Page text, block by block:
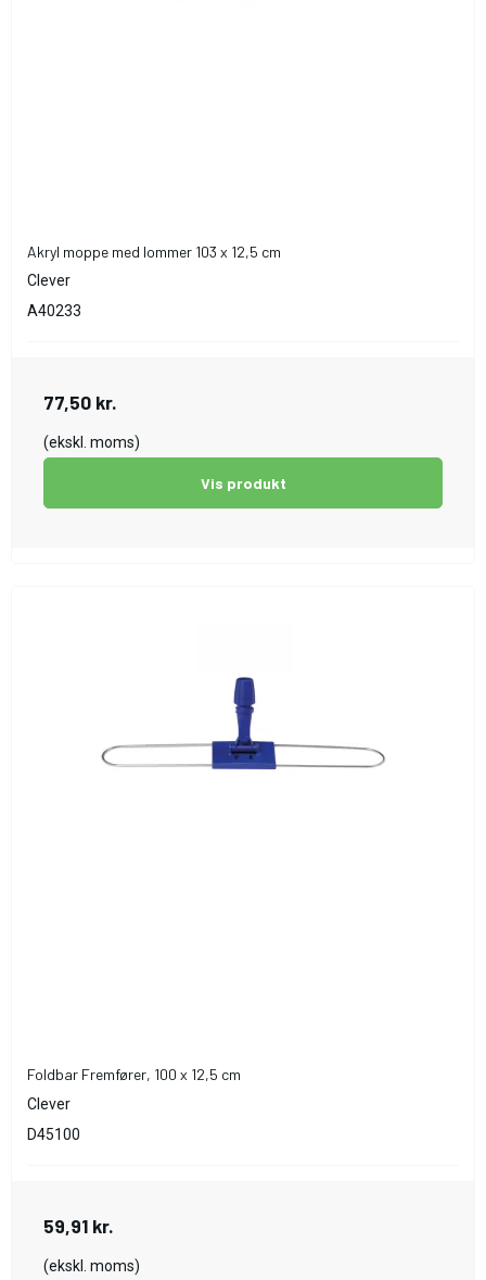
Akryl moppe med lommer 103 x 12,5 cm
Clever
A40233
77,50 kr.
(ekskl. moms)
Vis produkt
Foldbar Fremfører, 100 x 12,5 cm
Clever
D45100
59,91 kr.
(ekskl. moms)